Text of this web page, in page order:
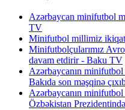
Azərbaycan minifutbol
TV
Minifutbol millimiz
Minifutbolçularımız
davam etdirir - Baku TV
Azərbaycanın
Bakıda son məşqinə
Azərbaycanın
Özbəkistan